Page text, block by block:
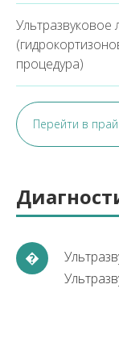
процедура)
Перейти в
�